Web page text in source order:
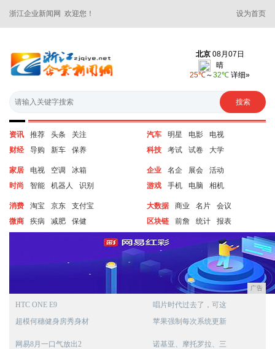
浙江企业新闻网 欢迎您！ 设为首页
资讯 推荐 头条
关注
财经
导购 新车 保养
汽车 明星 电影
电视
科技
考试 试卷 大学
家居 电视 空调
冰箱
时尚
智能 机器人 识别
企业 名企 展会
活动
游戏
手机 电脑 相机
消费 淘宝 京东
支付宝
微商
疾病 减肥 保健
大数据 商业 名片
会议
区块链
前詹 统计 报表
广告
HTC ONE E9
超模何穗健身房秀身材
唱片时代过去了，可这
苹果强制每次系统更新
网易8月一口气放出2
诺基亚、摩托罗拉、三